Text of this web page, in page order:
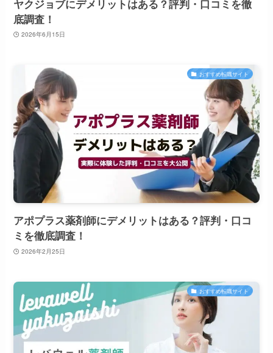
ヤクジョブにデメリットはある？評判・口コミを徹
底調査！
2026年6月15日
おすすめ転職サイト
アポプラス薬剤師にデメリットはある？評判・口コ
ミを徹底調査！
2026年2月25日
おすすめ転職サイト